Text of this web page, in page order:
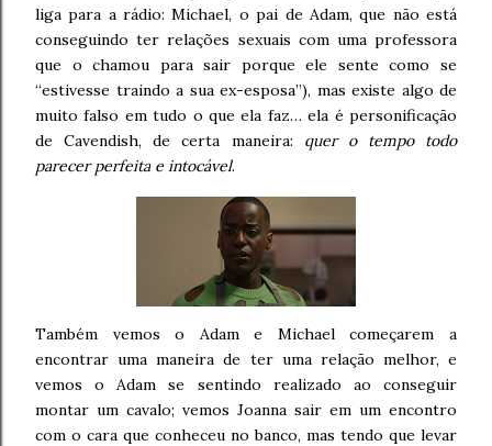
liga para a rádio: Michael, o pai de Adam, que não está
conseguindo ter relações sexuais com uma professora
que o chamou para sair porque ele sente como se
“estivesse traindo a sua ex-esposa”), mas existe algo de
muito falso em tudo o que ela faz… ela é personificação
de Cavendish, de certa maneira: quer o tempo todo
parecer perfeita e intocável.
Também vemos o Adam e Michael começarem a
encontrar uma maneira de ter uma relação melhor, e
vemos o Adam se sentindo realizado ao conseguir
montar um cavalo; vemos Joanna sair em um encontro
com o cara que conheceu no banco, mas tendo que levar